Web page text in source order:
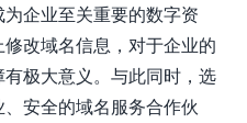
企业至关重要的数字资
改域名信息，对于企业的
极大意义。与此同时，选
安全的域名服务合作伙